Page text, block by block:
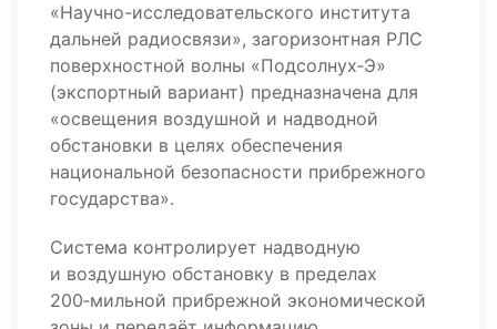
«Научно-исследовательского института
дальней радиосвязи», загоризонтная РЛС
поверхностной волны «Подсолнух‑Э»
(экспортный вариант) предназначена для
«освещения воздушной и надводной
обстановки в целях обеспечения
национальной безопасности прибрежного
государства».
Система контролирует надводную
и воздушную обстановку в пределах
200‑мильной прибрежной экономической